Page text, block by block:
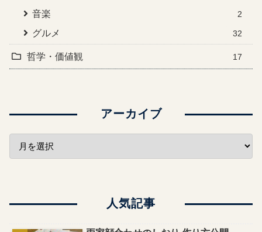
音楽 2
グルメ 32
哲学・価値観 17
アーカイブ
人気記事